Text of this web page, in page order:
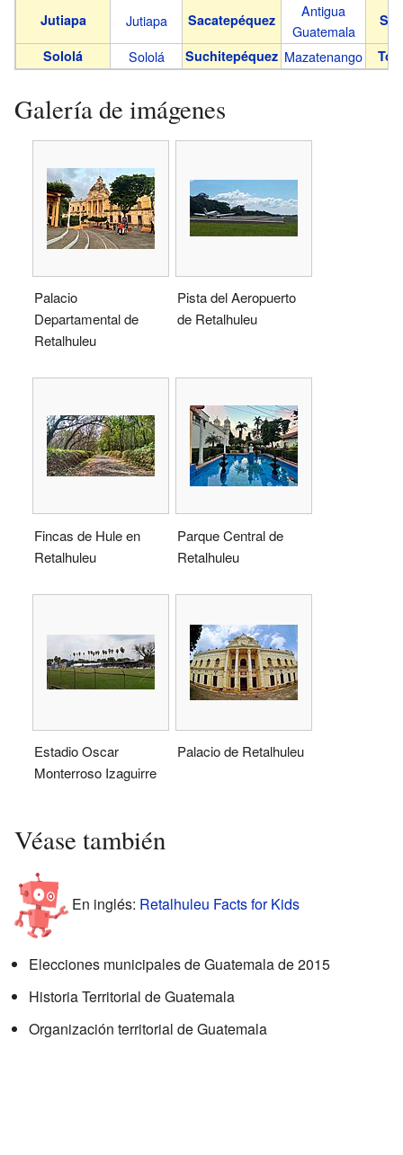
Jutiapa Jutiapa Sacatepéquez
Antigua
Guatemala
Sololá
Sololá Suchitepéquez Mazatenango
Galería de imágenes
Palacio
Departamental de
Retalhuleu
Pista del Aeropuerto
de Retalhuleu
Fincas de Hule en
Retalhuleu
Parque Central de
Retalhuleu
Estadio Oscar
Monterroso Izaguirre
Palacio de Retalhuleu
Véase también
En inglés: Retalhuleu Facts for Kids
Elecciones municipales de Guatemala de 2015
Historia Territorial de Guatemala
Organización territorial de Guatemala